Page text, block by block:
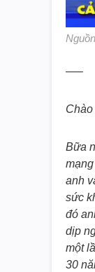
—–
Bữa
anh
sức
đó
dịp
một
30